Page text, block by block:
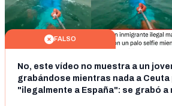
FALSO
No, este vídeo no muestra a un
grabándose mientras nada a
"ilegalmente a España": se grabó a